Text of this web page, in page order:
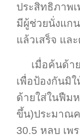
ประสิทธิภาพ
มีผู้ช่วยนั่งแก
แล้วเสร็จ แล
เมื่อค้นด้า
เพื่อป้องกันมิ
ด้ายใส่ในฟืม
ขึ้น)ประมาณค
30.5 หลบ เพ